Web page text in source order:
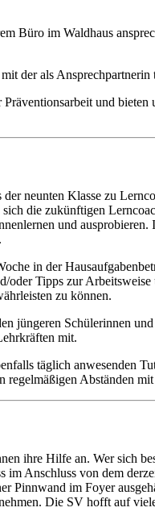
Büro im Waldhaus
der als
und
neunten Klasse zu
die zukünftigen
und
in der
Tipps zur
zu können.
jüngeren Schülerinnen
mit.
täglich anwesenden
Abständen
ihre Hilfe an. Wer sich
im Anschluss von dem
Pinnwand im Foyer
Die SV hofft auf